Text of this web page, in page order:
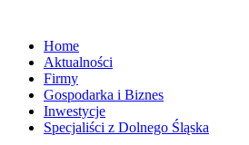
Home
Aktualności
Firmy
Gospodarka i Biznes
Inwestycje
Specjaliści z Dolnego Śląska